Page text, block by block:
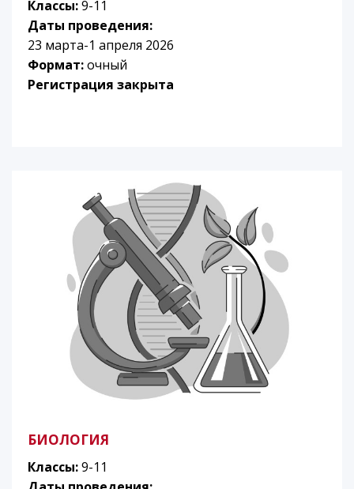
Классы:9-11
Даты проведения:
23 марта-1 апреля 2026
Формат:очный
Регистрация закрыта
БИОЛОГИЯ
Классы:9-11